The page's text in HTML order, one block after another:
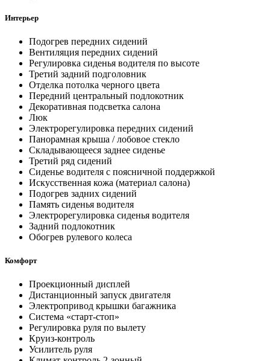
Интерьер
Подогрев передних сидений
Вентиляция передних сидений
Регулировка сиденья водителя по высоте
Третий задний подголовник
Отделка потолка черного цвета
Передний центральный подлокотник
Декоративная подсветка салона
Люк
Электрорегулировка передних сидений
Панорамная крыша / лобовое стекло
Складывающееся заднее сиденье
Третий ряд сидений
Сиденье водителя с поясничной поддержкой
Искусственная кожа (материал салона)
Подогрев задних сидений
Память сиденья водителя
Электрорегулировка сиденья водителя
Задний подлокотник
Обогрев рулевого колеса
Комфорт
Проекционный дисплей
Дистанционный запуск двигателя
Электропривод крышки багажника
Система «старт-стоп»
Регулировка руля по вылету
Круиз-контроль
Усилитель руля